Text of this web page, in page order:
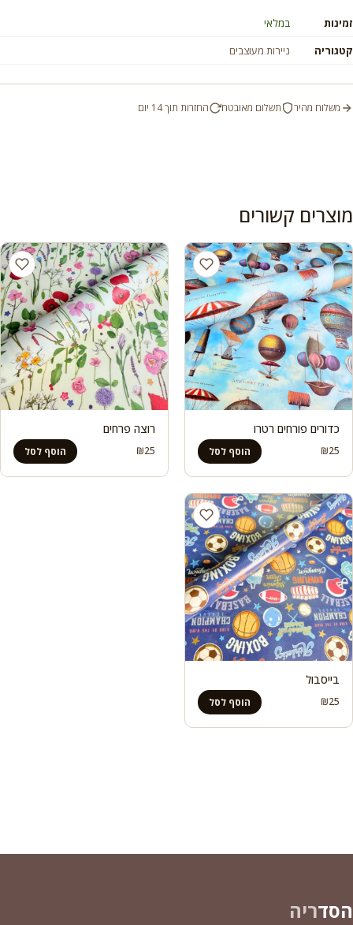
זמינות
במלאי
קטגוריה
ניירות מעוצבים
משלוח מהיר תשלום מאובטח החזרות תוך 14 יום
מוצרים קשורים
כדורים פורחים רטרו
₪25 הוסף לסל
רוצה פרחים
₪25 הוסף לסל
בייסבול
₪25 הוסף לסל
הסדריה